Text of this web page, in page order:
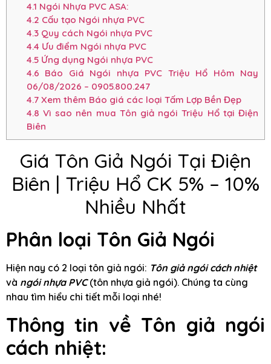
4.1 Ngói Nhựa PVC ASA:
4.2 Cấu tạo Ngói nhựa PVC
4.3Quy cách Ngói nhựa PVC
4.4 Ưu điểm Ngói nhựa PVC
4.5Ứng dụng Ngói nhựa PVC
4.6 Báo Giá Ngói nhựa PVC Triệu Hổ Hôm Nay
06/08/2026 – 0905.800.247
4.7Xem thêm Báo giá các loại Tấm Lợp Bền Đẹp
4.8 Vì sao nên mua Tôn giả ngói Triệu Hổ tại Điện
Biên
Giá Tôn Giả Ngói Tại Điện
Biên | Triệu Hổ CK 5% – 10%
Nhiều Nhất
Phân loại Tôn Giả Ngói
Hiện nay có 2 loại tôn giả ngói: Tôn giả ngói cách nhiệt
và ngói nhựa PVC(tôn nhựa giả ngói). Chúng ta cùng
nhau tìm hiểu chi tiết mỗi loại nhé!
Thông tin về Tôn giả ngói
cách nhiệt: